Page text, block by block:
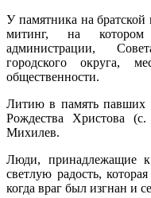
У памятника на братской
митинг, на котором
администрации,
городского округа,
общественности.
Литию в память павших
Рождества Христова
Михилев.
Люди, принадлежащие
светлую радость,
когда враг был изгнан и